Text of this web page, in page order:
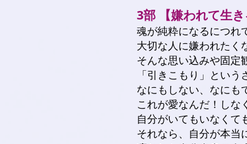
3部 【嫌われて生き
魂が純粋になるにつれ
大切な人に嫌われたく
そんな思い込みや固定
「引きこもり」という
なにもしない、なにも
これが愛なんだ！しな
自分がいてもいなくて
それなら、自分が本当